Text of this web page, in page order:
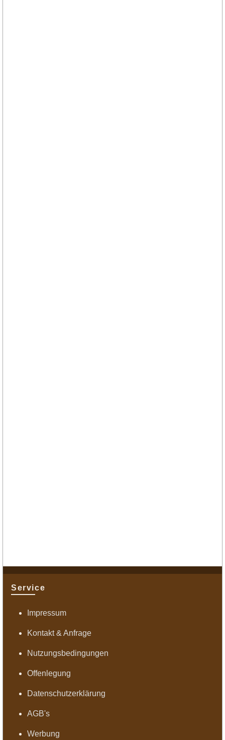
Service
Impressum
Kontakt & Anfrage
Nutzungsbedingungen
Offenlegung
Datenschutzerklärung
AGB's
Werbung